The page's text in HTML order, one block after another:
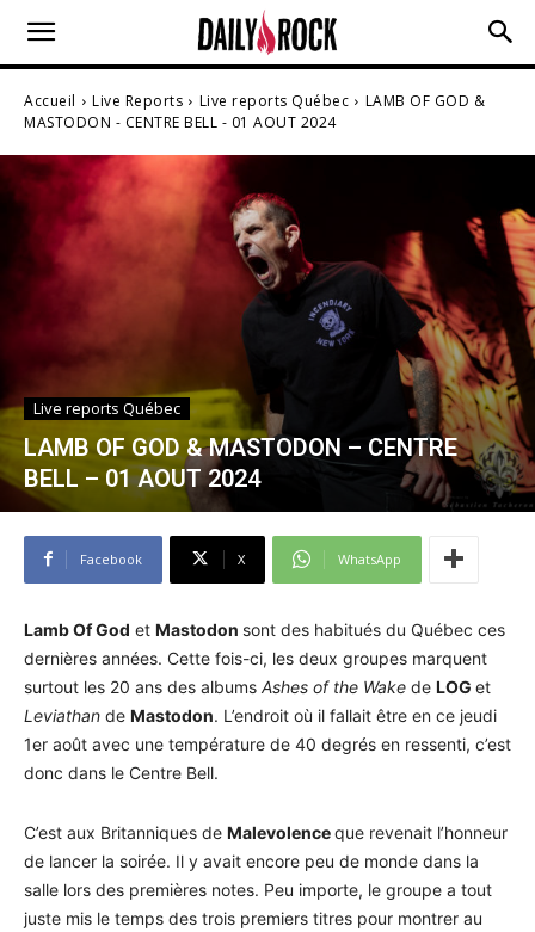
Accueil Live Reports Live reports Québec
LAMB OF GOD &
MASTODON - CENTRE BELL - 01 AOUT 2024
Live reports Québec
LAMB OF GOD & MASTODON – CENTRE
BELL – 01 AOUT 2024
Facebook X WhatsApp
Lamb Of God et Mastodon sont des habitués du Québec ces
dernières années. Cette fois-ci, les deux groupes marquent
surtout les 20 ans des albums Ashes of the Wake de LOG et
Leviathan de Mastodon. L’endroit où il fallait être en ce jeudi
1er août avec une température de 40 degrés en ressenti, c’est
donc dans le Centre Bell.
C’est aux Britanniques de Malevolenceque revenait l’honneur
de lancer la soirée. Il y avait encore peu de monde dans la
salle lors des premières notes. Peu importe, le groupe a tout
juste mis le temps des trois premiers titres pour montrer au